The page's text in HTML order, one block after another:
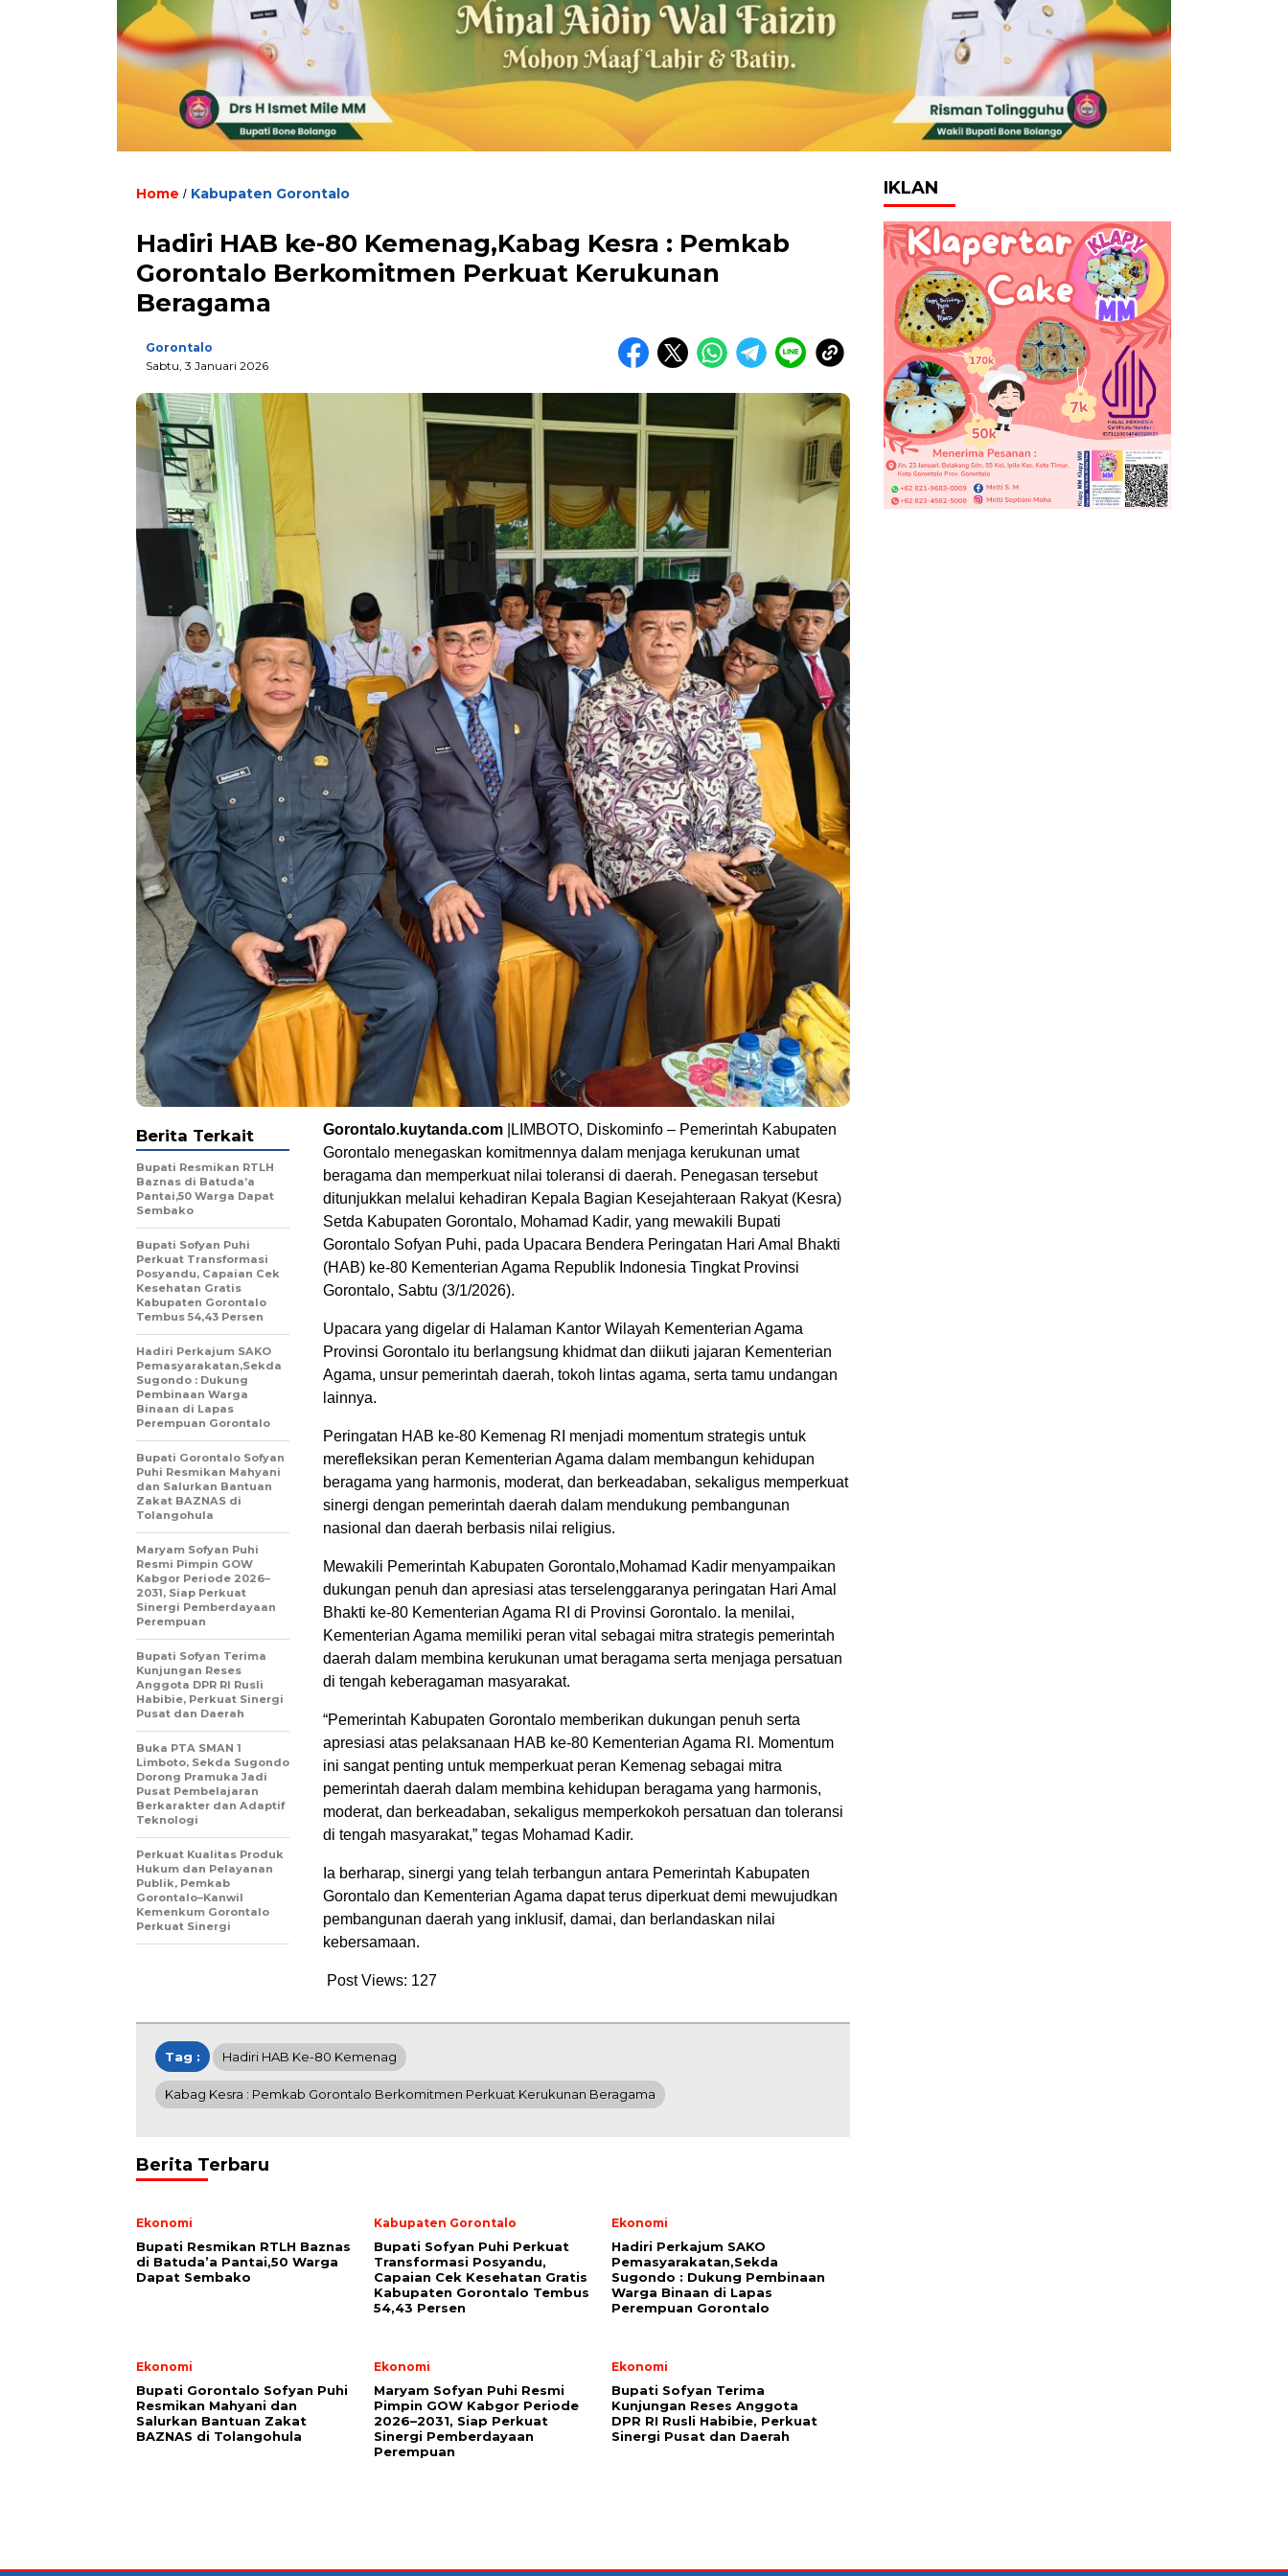
Home / Kabupaten Gorontalo
Hadiri HAB ke-80 Kemenag,Kabag Kesra : Pemkab
Gorontalo Berkomitmen Perkuat Kerukunan
Beragama
Gorontalo
Sabtu, 3 Januari 2026
Gorontalo.kuytanda.com |LIMBOTO, Diskominfo – Pemerintah Kabupaten
Gorontalo menegaskan komitmennya dalam menjaga kerukunan umat
beragama dan memperkuat nilai toleransi di daerah. Penegasan tersebut
ditunjukkan melalui kehadiran Kepala Bagian Kesejahteraan Rakyat (Kesra)
Setda Kabupaten Gorontalo, Mohamad Kadir, yang mewakili Bupati
Gorontalo Sofyan Puhi, pada Upacara Bendera Peringatan Hari Amal Bhakti
(HAB) ke-80 Kementerian Agama Republik Indonesia Tingkat Provinsi
Gorontalo, Sabtu (3/1/2026).
Upacara yang digelar di Halaman Kantor Wilayah Kementerian Agama
Provinsi Gorontalo itu berlangsung khidmat dan diikuti jajaran Kementerian
Agama, unsur pemerintah daerah, tokoh lintas agama, serta tamu undangan
lainnya.
Peringatan HAB ke-80 Kemenag RI menjadi momentum strategis untuk
merefleksikan peran Kementerian Agama dalam membangun kehidupan
beragama yang harmonis, moderat, dan berkeadaban, sekaligus memperkuat
sinergi dengan pemerintah daerah dalam mendukung pembangunan
nasional dan daerah berbasis nilai religius.
Mewakili Pemerintah Kabupaten Gorontalo,Mohamad Kadir menyampaikan
dukungan penuh dan apresiasi atas terselenggaranya peringatan Hari Amal
Bhakti ke-80 Kementerian Agama RI di Provinsi Gorontalo. Ia menilai,
Kementerian Agama memiliki peran vital sebagai mitra strategis pemerintah
daerah dalam membina kerukunan umat beragama serta menjaga persatuan
di tengah keberagaman masyarakat.
“Pemerintah Kabupaten Gorontalo memberikan dukungan penuh serta
apresiasi atas pelaksanaan HAB ke-80 Kementerian Agama RI. Momentum
ini sangat penting untuk memperkuat peran Kemenag sebagai mitra
pemerintah daerah dalam membina kehidupan beragama yang harmonis,
moderat, dan berkeadaban, sekaligus memperkokoh persatuan dan toleransi
di tengah masyarakat,” tegas Mohamad Kadir.
Ia berharap, sinergi yang telah terbangun antara Pemerintah Kabupaten
Gorontalo dan Kementerian Agama dapat terus diperkuat demi mewujudkan
pembangunan daerah yang inklusif, damai, dan berlandaskan nilai
kebersamaan.
Post Views: 127
Berita Terkait
Bupati Resmikan RTLH
Baznas di Batuda’a
Pantai,50 Warga Dapat
Sembako
Bupati Sofyan Puhi
Perkuat Transformasi
Posyandu, Capaian Cek
Kesehatan Gratis
Kabupaten Gorontalo
Tembus 54,43 Persen
Hadiri Perkajum SAKO
Pemasyarakatan,Sekda
Sugondo : Dukung
Pembinaan Warga
Binaan di Lapas
Perempuan Gorontalo
Bupati Gorontalo Sofyan
Puhi Resmikan Mahyani
dan Salurkan Bantuan
Zakat BAZNAS di
Tolangohula
Maryam Sofyan Puhi
Resmi Pimpin GOW
Kabgor Periode 2026–
2031, Siap Perkuat
Sinergi Pemberdayaan
Perempuan
Bupati Sofyan Terima
Kunjungan Reses
Anggota DPR RI Rusli
Habibie, Perkuat Sinergi
Pusat dan Daerah
Buka PTA SMAN 1
Limboto, Sekda Sugondo
Dorong Pramuka Jadi
Pusat Pembelajaran
Berkarakter dan Adaptif
Teknologi
Perkuat Kualitas Produk
Hukum dan Pelayanan
Publik, Pemkab
Gorontalo–Kanwil
Kemenkum Gorontalo
Perkuat Sinergi
Tag : Hadiri HAB Ke-80 Kemenag
Kabag Kesra : Pemkab Gorontalo Berkomitmen Perkuat Kerukunan Beragama
Berita Terbaru
Ekonomi
Bupati Resmikan RTLH Baznas
di Batuda’a Pantai,50 Warga
Dapat Sembako
Kabupaten Gorontalo
Bupati Sofyan Puhi Perkuat
Transformasi Posyandu,
Capaian Cek Kesehatan Gratis
Kabupaten Gorontalo Tembus
54,43 Persen
Ekonomi
Hadiri Perkajum SAKO
Pemasyarakatan,Sekda
Sugondo : Dukung Pembinaan
Warga Binaan di Lapas
Perempuan Gorontalo
Ekonomi
Bupati Gorontalo Sofyan Puhi
Resmikan Mahyani dan
Salurkan Bantuan Zakat
BAZNAS di Tolangohula
Ekonomi
Maryam Sofyan Puhi Resmi
Pimpin GOW Kabgor Periode
2026–2031, Siap Perkuat
Sinergi Pemberdayaan
Perempuan
Ekonomi
Bupati Sofyan Terima
Kunjungan Reses Anggota
DPR RI Rusli Habibie, Perkuat
Sinergi Pusat dan Daerah
IKLAN